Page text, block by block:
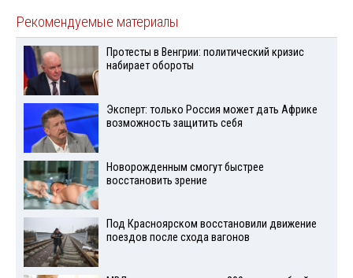
Рекомендуемые материалы
Протесты в Венгрии: политический кризис
набирает обороты
Эксперт: только Россия может дать Африке
возможность защитить себя
Новорожденным смогут быстрее
восстановить зрение
Под Красноярском восстановили движение
поездов после схода вагонов